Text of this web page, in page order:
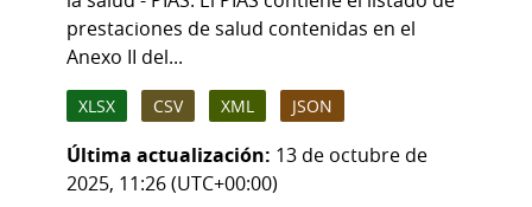
prestaciones de salud contenidas en el
Anexo II del...
XLSX CSV XML JSON
Última actualización: 13 de octubre de
2025, 11:26 (UTC+00:00)